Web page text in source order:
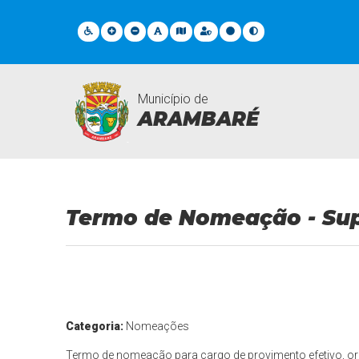
Município de
ARAMBARÉ
Documentos Gerais
Termo de Nomeação -
Categoria: Nomeações
Termo de nomeação para cargo de provimento efetivo,